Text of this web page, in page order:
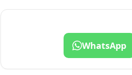
WhatsApp